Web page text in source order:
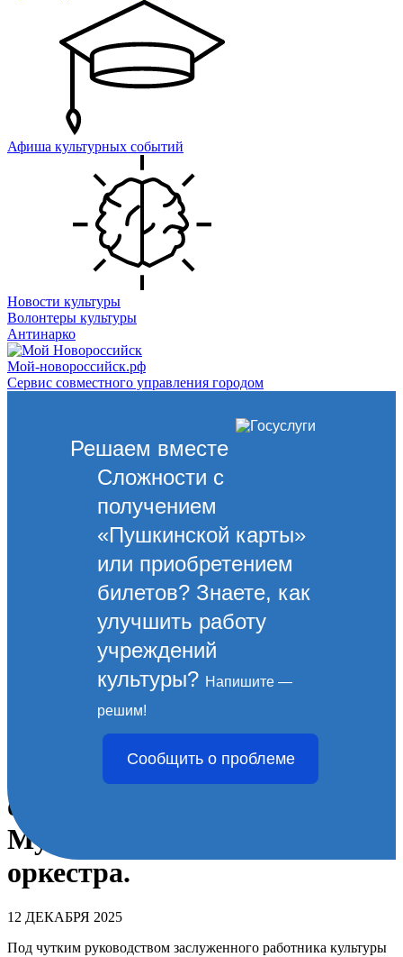
Афиша культурных событий
Новости культуры
Волонтеры культуры
Антинарко
Мой-новороссийск.рф
Сервис совместного управления городом
Решаем вместе
Сложности с
получением
«Пушкинской карты»
или приобретением
билетов? Знаете, как
улучшить работу
учреждений
культуры? Напишите —
решим!
Сообщить о проблеме
Приглашаем вас окунуться в
волшебный мир живой
музыки на торжественном
отчетном концерте
Муниципального духового
оркестра.
12 ДЕКАБРЯ 2025
Под чутким руководством заслуженного работника культуры